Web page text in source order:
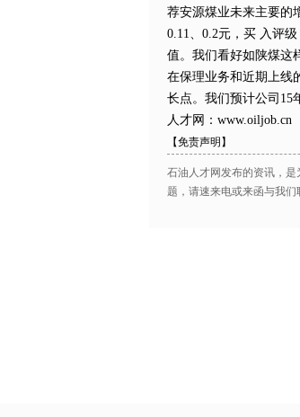
荐安源煤业未来主要的
0.11、0.2元，买 入评
值。我们看好如陕煤这
在保理业务和近期上线
长点。我们预计公司15
人才网：www.oiljob.cn
【免责声明】
石油人才网发布的资讯，
题，请速来电或来函与我们